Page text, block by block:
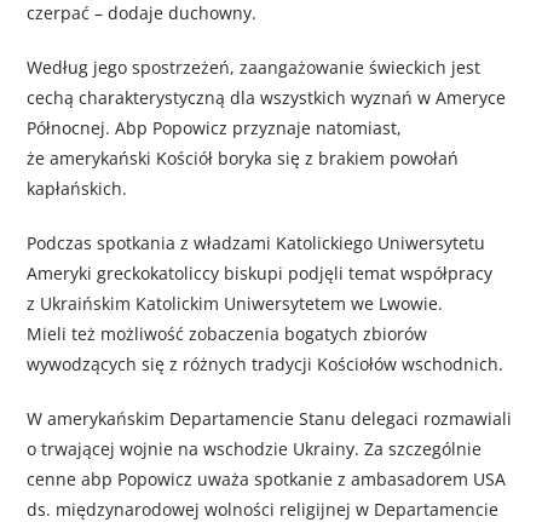
czerpać – dodaje duchowny.
Według jego spostrzeżeń, zaangażowanie świeckich jest
cechą charakterystyczną dla wszystkich wyznań w Ameryce
Północnej. Abp Popowicz przyznaje natomiast,
że amerykański Kościół boryka się z brakiem powołań
kapłańskich.
Podczas spotkania z władzami Katolickiego Uniwersytetu
Ameryki greckokatoliccy biskupi podjęli temat współpracy
z Ukraińskim Katolickim Uniwersytetem we Lwowie.
Mieli też możliwość zobaczenia bogatych zbiorów
wywodzących się z różnych tradycji Kościołów wschodnich.
W amerykańskim Departamencie Stanu delegaci rozmawiali
o trwającej wojnie na wschodzie Ukrainy. Za szczególnie
cenne abp Popowicz uważa spotkanie z ambasadorem USA
ds. międzynarodowej wolności religijnej w Departamencie